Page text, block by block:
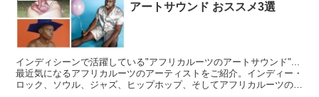
アートサウンド おススメ3選
インディシーンで活躍している"アフリカルーツのアートサウンド"...
最近気になるアフリカルーツのアーティストをご紹介。インディー・
ロック、ソウル、ジャズ、ヒップホップ、そしてアフリカルーツの感